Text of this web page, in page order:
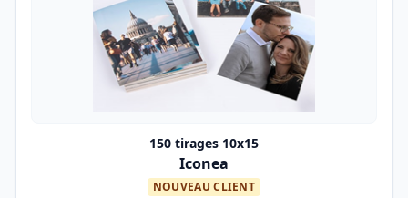
150 tirages 10x15
Iconea
NOUVEAU CLIENT